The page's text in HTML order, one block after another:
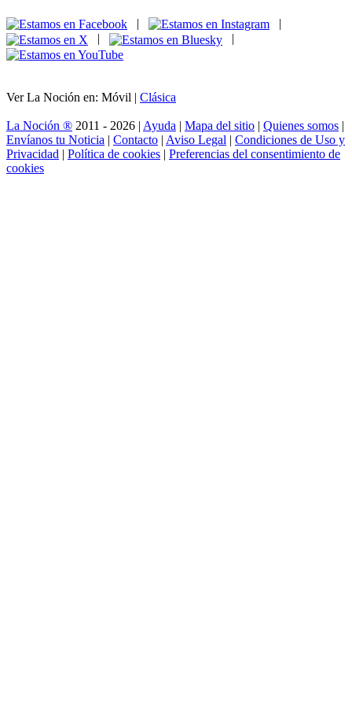
|
|
|
|
Ver La Noción en: Móvil | Clásica
La Noción ® 2011 - 2026 | Ayuda | Mapa del sitio | Quienes somos |
Envíanos tu Noticia | Contacto | Aviso Legal | Condiciones de Uso y
Privacidad | Política de cookies | Preferencias del consentimiento de
cookies